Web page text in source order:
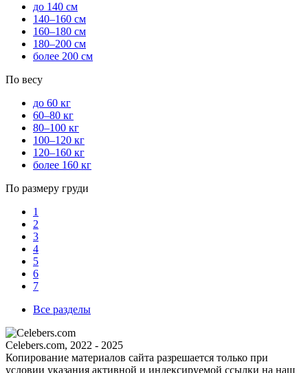
до 140 см
140–160 см
160–180 см
180–200 см
более 200 см
По весу
до 60 кг
60–80 кг
80–100 кг
100–120 кг
120–160 кг
более 160 кг
По размеру груди
1
2
3
4
5
6
7
Все разделы
Celebers.com, 2022 - 2025
Копирование материалов сайта разрешается только при
условии указания активной и индексируемой ссылки на наш